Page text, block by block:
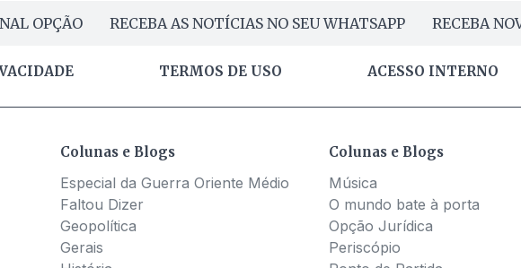
OPÇÃO RECEBA AS NOTÍCIAS NO SEU WHATSAPP RECEBA
TERMOS DE USO ACESSO INTERNO
Colunas e Blogs
Especial da Guerra Oriente Médio
Faltou Dizer
Geopolítica
Gerais
Colunas e Blogs
Música
O mundo bate à porta
Opção Jurídica
Periscópio